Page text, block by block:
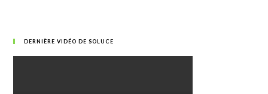
DERNIÈRE VIDÉO DE SOLUCE